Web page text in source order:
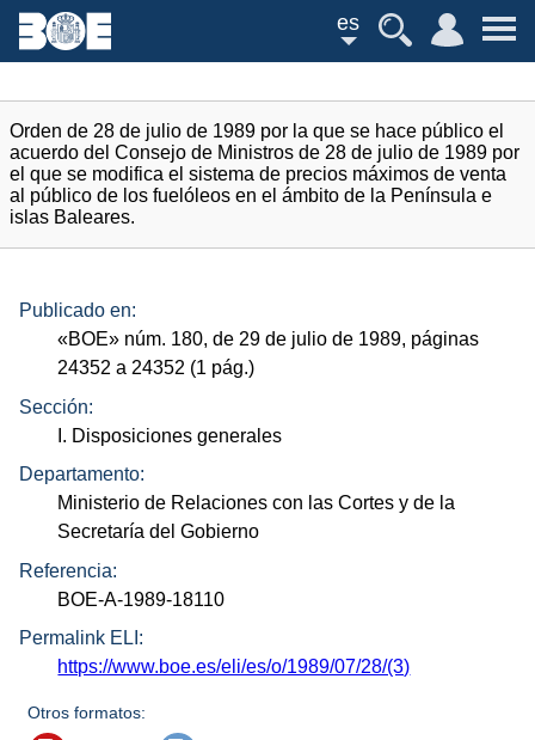
es
Orden de 28 de julio de 1989 por la que se hace público el
acuerdo del Consejo de Ministros de 28 de julio de 1989 por
el que se modifica el sistema de precios máximos de venta
al público de los fuelóleos en el ámbito de la Península e
islas Baleares.
Publicado en:
«BOE» núm. 180, de 29 de julio de 1989, páginas
24352 a 24352 (1 pág.)
Sección:
I. Disposiciones generales
Departamento:
Ministerio de Relaciones con las Cortes y de la
Secretaría del Gobierno
Referencia:
BOE-A-1989-18110
Permalink ELI:
https://www.boe.es/eli/es/o/1989/07/28/(3)
Otros formatos: